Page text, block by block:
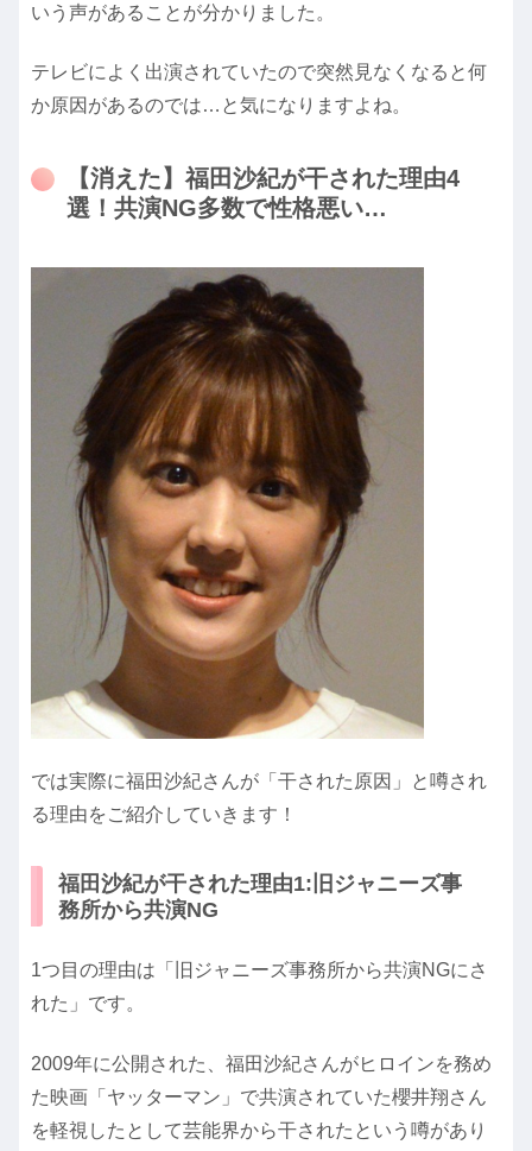
いう声があることが分かりました。
テレビによく出演されていたので突然見なくなると何
か原因があるのでは…と気になりますよね。
【消えた】福田沙紀が干された理由4
選！共演NG多数で性格悪い…
では実際に福田沙紀さんが「干された原因」と噂され
る理由をご紹介していきます！
福田沙紀が干された理由1:旧ジャニーズ事
務所から共演NG
1つ目の理由は「旧ジャニーズ事務所から共演NGにさ
れた」です。
2009年に公開された、福田沙紀さんがヒロインを務め
た映画「ヤッターマン」で共演されていた櫻井翔さん
を軽視したとして芸能界から干されたという噂があり